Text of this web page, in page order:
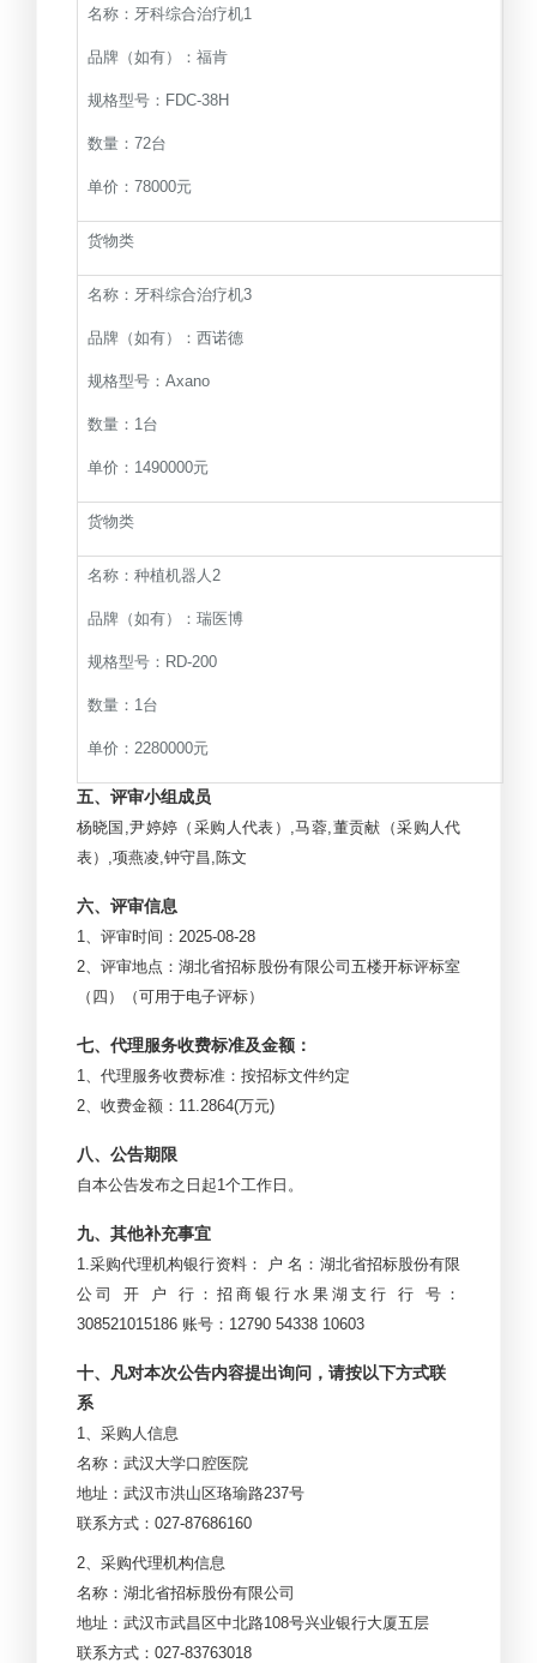
名称：牙科综合治疗机1
品牌（如有）：福肯
规格型号：FDC-38H
数量：72台
单价：78000元
货物类
名称：牙科综合治疗机3
品牌（如有）：西诺德
规格型号：Axano
数量：1台
单价：1490000元
货物类
名称：种植机器人2
品牌（如有）：瑞医博
规格型号：RD-200
数量：1台
单价：2280000元
五、评审小组成员
杨晓国,尹婷婷（采购人代表）,马蓉,董贡献（采购人代
表）,项燕凌,钟守昌,陈文
六、评审信息
1
、评审时间：2025-08-28
2、评审地点：湖北省招标股份有限公司五楼开标评标室
（四）（可用于电子评标）
七、代理服务收费标准及金额：
1
、代理服务收费标准：按招标文件约定
2、收费金额：11.2864(万元)
八、公告期限
自本公告发布之日起1个工作日。
九、其他补充事宜
1. 采购代理机构银行资料： 户 名：湖北省招标股份有限
公司 开 户 行：招商银行水果湖支行 行 号：
308521015186 账号：12790 54338 10603
十、凡对本次公告内容提出询问，请按以下方式联
系
1
、采购人信息
名称：武汉大学口腔医院
地址：武汉市洪山区珞瑜路237号
联系方式：027-87686160
2、采购代理机构信息
名称：湖北省招标股份有限公司
地址：武汉市武昌区中北路108号兴业银行大厦五层
联系方式：027-83763018